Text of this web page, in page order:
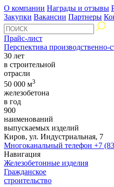
О компании Награды и отзывы
Закупки Вакансии Партнеры
Прайс-лист
Перспектива производственно-
30 лет
в строительной
отрасли
50 000 м3
железобетона
в год
900
наименований
выпускаемых изделий
Киров, ул. Индустриальная, 7
Многоканальный телефон +7
Навигация
Железобетонные изделия
Гражданское
строительство